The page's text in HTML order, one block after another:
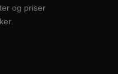
og priser